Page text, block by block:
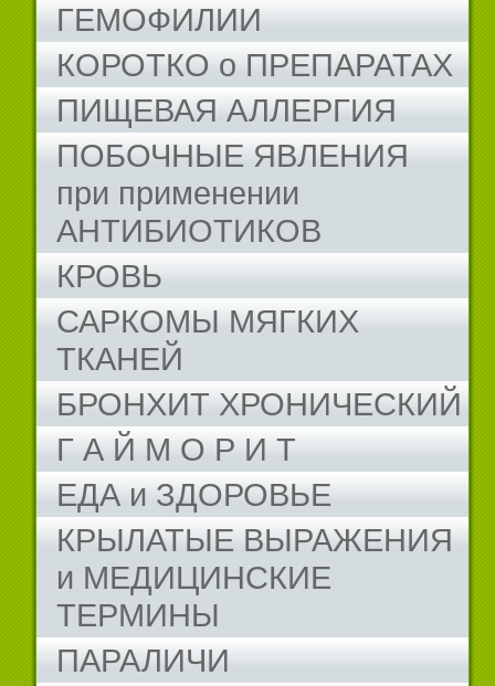
ГЕМОФИЛИИ
КОРОТКО о ПРЕПАРАТАХ
ПИЩЕВАЯ АЛЛЕРГИЯ
ПОБОЧНЫЕ ЯВЛЕНИЯ
при применении
АНТИБИОТИКОВ
КРОВЬ
САРКОМЫ МЯГКИХ
ТКАНЕЙ
БРОНХИТ ХРОНИЧЕСКИЙ
Г А Й М О Р И Т
ЕДА и ЗДОРОВЬЕ
КРЫЛАТЫЕ ВЫРАЖЕНИЯ
и МЕДИЦИНСКИЕ
ТЕРМИНЫ
ПАРАЛИЧИ